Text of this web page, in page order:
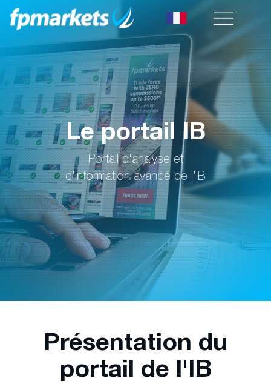
Le portail IB
Portail d'analyse et
d'information avancé de l'IB
Présentation du
portail de l'IB